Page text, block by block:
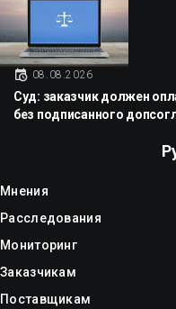
08.08.2026
Суд: заказчик должен
без подписанного
Мнения
Расследования
Мониторинг
Заказчикам
Поставщикам